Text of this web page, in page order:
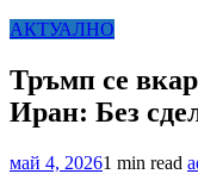
АКТУАЛНО
Тръмп се
Иран: Без
май 4, 20261 min read